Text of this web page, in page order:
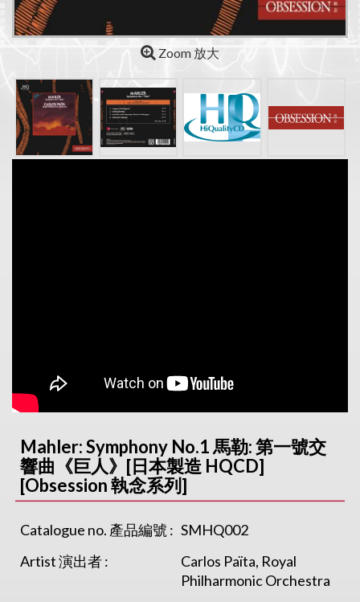
Zoom 放大
Mahler: Symphony No.1 馬勒: 第一號交
響曲《巨人》[日本製造 HQCD]
[Obsession 執念系列]
Catalogue no. 產品編號 : SMHQ002
Artist 演出者 :
Carlos Païta, Royal
Philharmonic Orchestra